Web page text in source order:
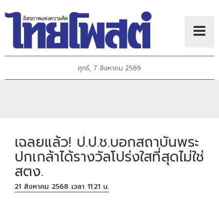
ศุกร์, 7 สิงหาคม 2569
เฉลยแล้ว! ป.ป.ช.บอกสถาบันพระ
ปกเกล้าได้รางวัลโปร่งใสที่สุดไม่ใช่
สตง.
21 สิงหาคม 2568 เวลา 11:21 น.